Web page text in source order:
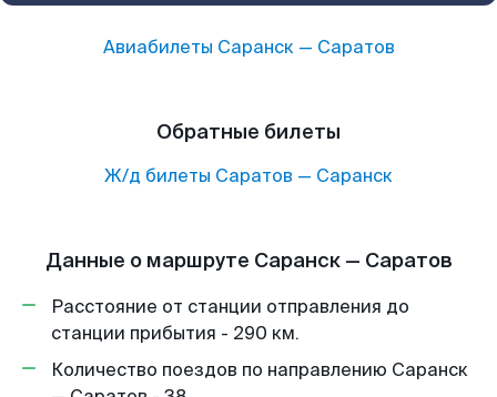
Авиабилеты Саранск— Саратов
Обратные билеты
Ж/д билеты Саратов — Саранск
Данные о маршруте Саранск — Саратов
Расстояние от станции отправления до
станции прибытия - 290 км.
Количество поездов по направлению Саранск